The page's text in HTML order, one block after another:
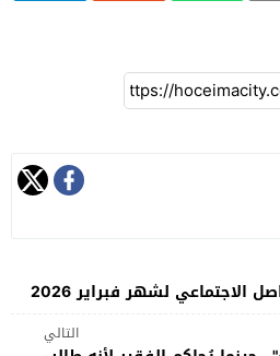
الاجتماعي لشهر فبراير 2026
التالي